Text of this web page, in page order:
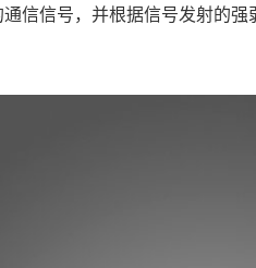
信信号，并根据信号发射的强